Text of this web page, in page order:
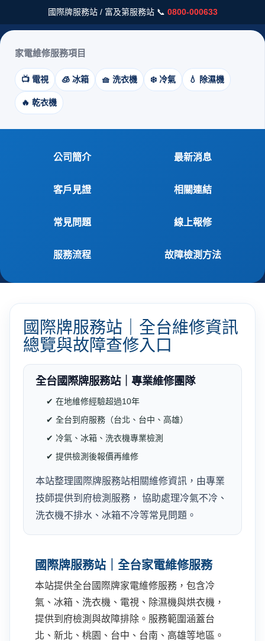
國際牌服務站 / 富及第服務站 📞 0800-000633
家電維修服務項目
📺 電視 🧊 冰箱 🧺 洗衣機 ❄️ 冷氣 💧 除濕機
🔥 乾衣機
公司簡介 最新消息
客戶見證 相關連結
常見問題 線上報修
服務流程 故障檢測方法
國際牌服務站｜全台維修資訊
總覽與故障查修入口
全台國際牌服務站｜專業維修團隊
✔ 在地維修經驗超過10年
✔ 全台到府服務（台北、台中、高雄）
✔ 冷氣、冰箱、洗衣機專業檢測
✔ 提供檢測後報價再維修
本站整理國際牌服務站相關維修資訊，由專業
技師提供到府檢測服務， 協助處理冷氣不冷、
洗衣機不排水、冰箱不冷等常見問題。
國際牌服務站｜全台家電維修服務
本站提供全台國際牌家電維修服務，包含冷
氣、冰箱、洗衣機、電視、除濕機與烘衣機，
提供到府檢測與故障排除。服務範圍涵蓋台
北、新北、桃園、台中、台南、高雄等地區。